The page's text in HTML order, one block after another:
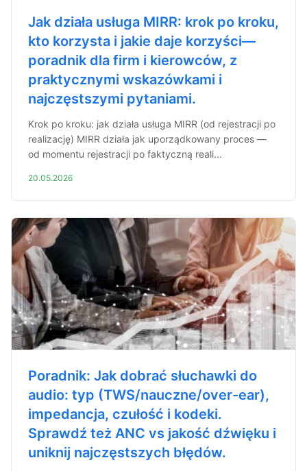
Jak działa usługa MIRR: krok po kroku,
kto korzysta i jakie daje korzyści—
poradnik dla firm i kierowców, z
praktycznymi wskazówkami i
najczęstszymi pytaniami.
Krok po kroku: jak działa usługa MIRR (od rejestracji po
realizację) MIRR działa jak uporządkowany proces —
od momentu rejestracji po faktyczną reali...
20.05.2026
Poradnik: Jak dobrać słuchawki do
audio: typ (TWS/nauczne/over-ear),
impedancja, czułość i kodeki.
Sprawdź też ANC vs jakość dźwięku i
uniknij najczęstszych błędów.